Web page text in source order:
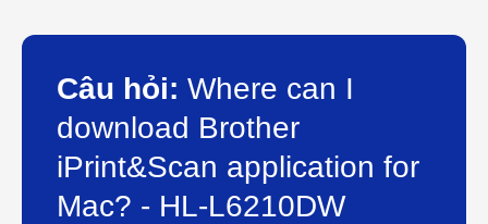
Câu hỏi: Where can I
download Brother
iPrint&Scan application for
Mac? - HL-L6210DW